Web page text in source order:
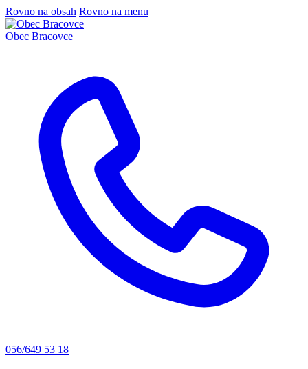
Rovno na obsah Rovno na menu
Obec Bracovce
056/649 53 18